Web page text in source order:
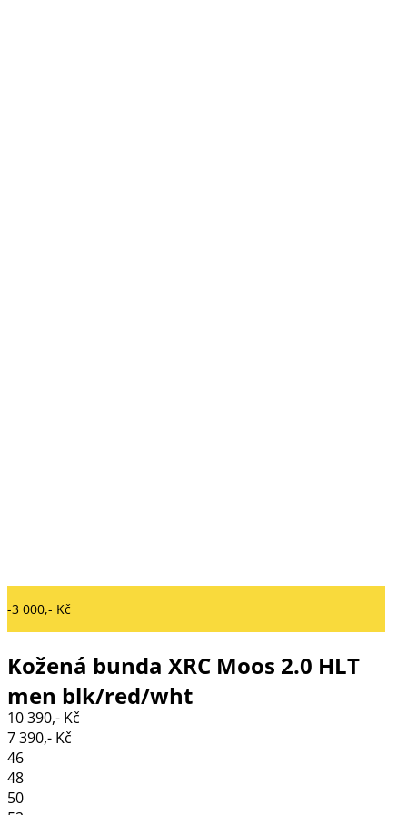
-3 000,- Kč
Kožená bunda XRC Moos 2.0 HLT
men blk/red/wht
10 390,- Kč
7 390,- Kč
46
48
50